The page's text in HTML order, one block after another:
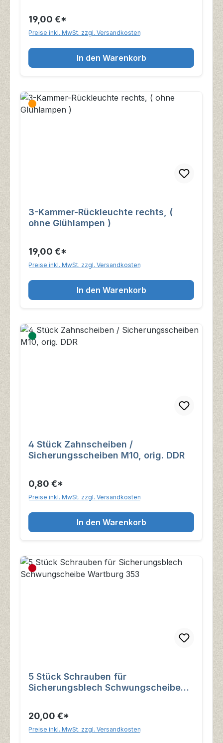
19,00 €*
Preise inkl. MwSt. zzgl. Versandkosten
In den Warenkorb
3-Kammer-Rückleuchte rechts, (
ohne Glühlampen )
19,00 €*
Preise inkl. MwSt. zzgl. Versandkosten
In den Warenkorb
4 Stück Zahnscheiben /
Sicherungsscheiben M10, orig. DDR
0,80 €*
Preise inkl. MwSt. zzgl. Versandkosten
In den Warenkorb
5 Stück Schrauben für
Sicherungsblech Schwungscheibe
20,00 €*
Preise inkl. MwSt. zzgl. Versandkosten